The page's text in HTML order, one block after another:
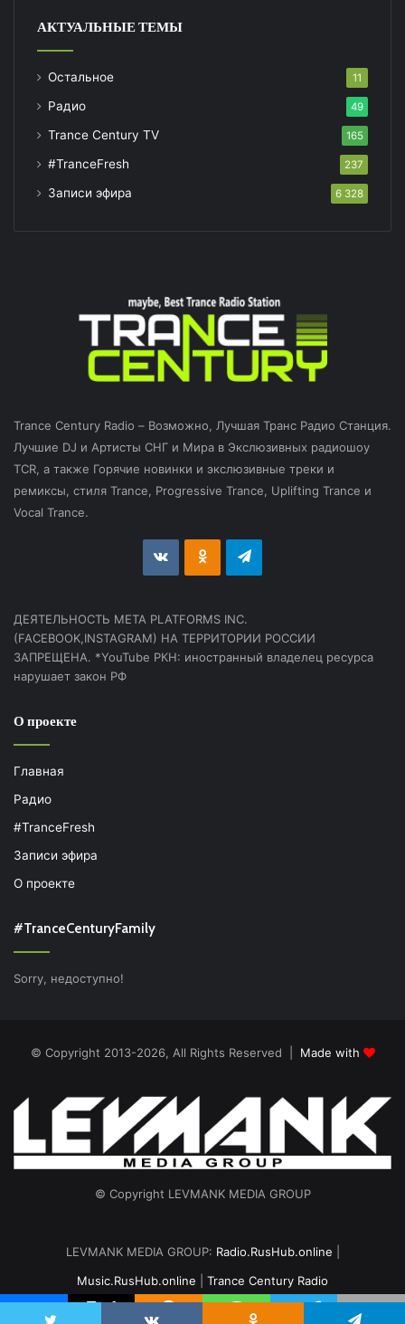
АКТУАЛЬНЫЕ ТЕМЫ
Остальное 11
Радио 49
Trance Century TV 165
#TranceFresh 237
Записи эфира 6 328
Trance Century Radio – Возможно, Лучшая Транс Радио Станция.
Лучшие DJ и Артисты СНГ и Мира в Экслюзивных радиошоу
TCR, а также Горячие новинки и экслюзивные треки и
ремиксы, стиля Trance, Progressive Trance, Uplifting Trance и
Vocal Trance.
vk.com Odnoklassniki
Telegram
ДЕЯТЕЛЬНОСТЬ МЕТА PLATFORMS INC.
(FACEBOOK,INSTAGRAM) НА ТЕРРИТОРИИ РОССИИ
ЗАПРЕЩЕНА. *YouTube РКН: иностранный владелец ресурса
нарушает закон РФ
О проекте
Главная
Радио
#TranceFresh
Записи эфира
О проекте
#TranceCenturyFamily
Sorry, недоступно!
© Copyright 2013-2026, All Rights Reserved | Made with
© Copyright LEVMANK MEDIA GROUP
LEVMANK MEDIA GROUP: Radio.RusHub.online
Music.RusHub.online
Trance Century Radio